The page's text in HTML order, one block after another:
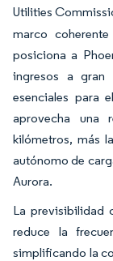
Utilities
marco
posiciona a
ingresos a gran
esenciales para
aprovecha una
kilómetros, más
autónomo de
Aurora.
La previsibilidad
reduce la
simplificando la